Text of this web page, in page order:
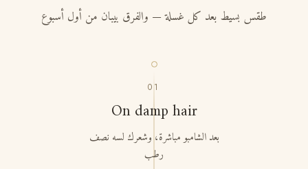
طقس بسيط بعد كل غسلة — والفرق بيبان من أول أسبوع
01
On damp hair
بعد الشامبو مباشرة، وشعرك لسه نصف
رطب